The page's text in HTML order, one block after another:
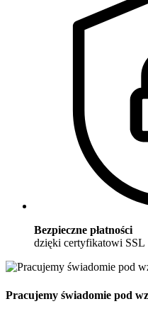
Bezpieczne płatności
dzięki certyfikatowi SSL
Pracujemy świadomie pod